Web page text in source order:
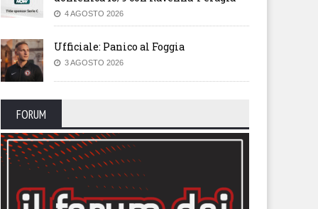
4 AGOSTO 2026
Ufficiale: Panico al Foggia
3 AGOSTO 2026
FORUM